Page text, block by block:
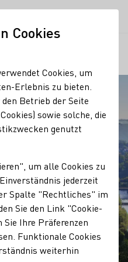
Cookies
Cookies, um
Erlebnis zu bieten.
Betrieb der Seite
sowie solche, die
genutzt
um alle Cookies zu
jederzeit
Spalte "Rechtliches" im
Sie den Link "Cookie-
Ihre Präferenzen
Funktionale Cookies
weiterhin